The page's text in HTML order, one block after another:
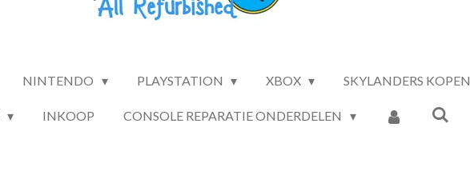
NINTENDO PLAYSTATION XBOX SKYLANDERS KOPEN
INKOOP CONSOLE REPARATIE ONDERDELEN